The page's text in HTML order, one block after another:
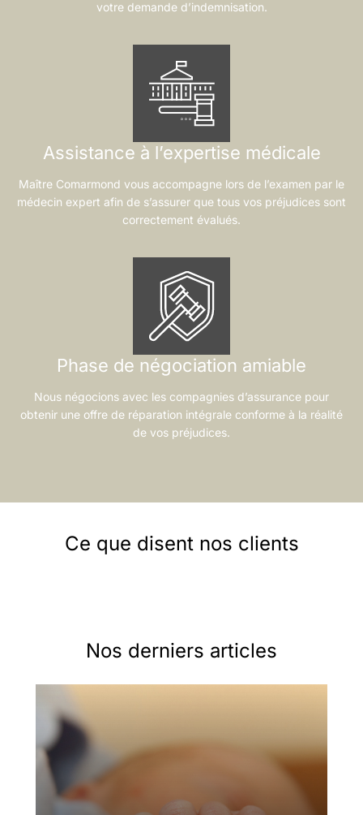
votre demande d’indemnisation.
Assistance à l’expertise médicale
Maître Comarmond vous accompagne lors de l’examen par le
médecin expert afin de s’assurer que tous vos préjudices sont
correctement évalués.
Phase de négociation amiable
Nous négocions avec les compagnies d’assurance pour
obtenir une offre de réparation intégrale conforme à la réalité
de vos préjudices.
Ce que disent nos clients
Nos derniers articles